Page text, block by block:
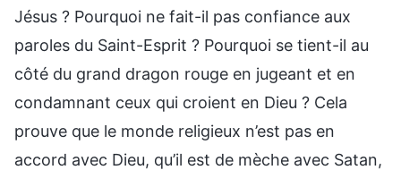
Jésus ? Pourquoi ne fait-il pas confiance aux
paroles du Saint-Esprit ? Pourquoi se tient-il au
côté du grand dragon rouge en jugeant et en
condamnant ceux qui croient en Dieu ? Cela
prouve que le monde religieux n’est pas en
accord avec Dieu, qu’il est de mèche avec Satan,